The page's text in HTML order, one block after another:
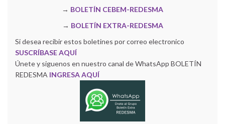
→ BOLETÍN CEBEM-REDESMA
→ BOLETÍN EXTRA-REDESMA
Si desea recibir estos boletines por correo electronico
SUSCRÍBASE AQUÍ
Únete y siguenos en nuestro canal de WhatsApp BOLETÍN
REDESMA INGRESA AQUÍ